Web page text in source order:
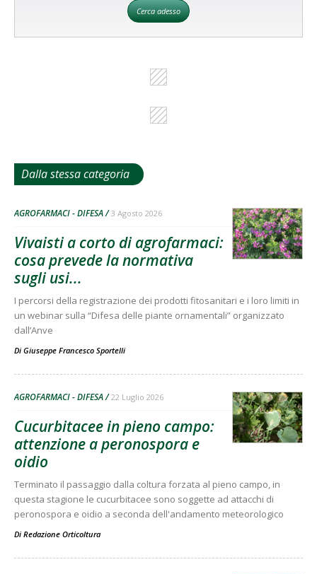
Cerca adesso
Dalla stessa categoria
AGROFARMACI - DIFESA 3 Agosto 2026
Vivaisti a corto di agrofarmaci:
cosa prevede la normativa
sugli usi...
I percorsi della registrazione dei prodotti fitosanitari e i loro limiti in
un webinar sulla “Difesa delle piante ornamentali” organizzato
dall’Anve
Di Giuseppe Francesco Sportelli
AGROFARMACI - DIFESA 22 Luglio 2026
Cucurbitacee in pieno campo:
attenzione a peronospora e
oidio
Terminato il passaggio dalla coltura forzata al pieno campo, in
questa stagione le cucurbitacee sono soggette ad attacchi di
peronospora e oidio a seconda dell'andamento meteorologico
Di Redazione Orticoltura